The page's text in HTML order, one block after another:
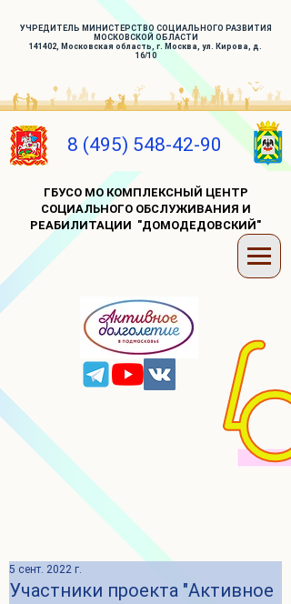
УЧРЕДИТЕЛЬ МИНИСТЕРСТВО СОЦИАЛЬНОГО РАЗВИТИЯ
МОСКОВСКОЙ ОБЛАСТИ
141402, Московская область, г. Москва, ул. Кирова, д.
16/10
8 (495) 548-42-90
ГБУСО МО КОМПЛЕКСНЫЙ ЦЕНТР
СОЦИАЛЬНОГО ОБСЛУЖИВАНИЯ И
РЕАБИЛИТАЦИИ "ДОМОДЕДОВСКИЙ"
Участники проекта "Активное
5 сент. 2022 г.